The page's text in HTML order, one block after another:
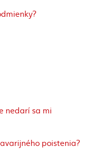
nedarí sa mi
poistenia?